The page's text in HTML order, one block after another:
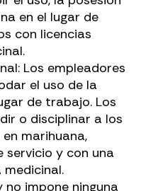
en el lugar de
con licencias
Los empleadores
el uso de la
de trabajo. Los
o disciplinar a los
marihuana,
servicio y con una
no impone ninguna